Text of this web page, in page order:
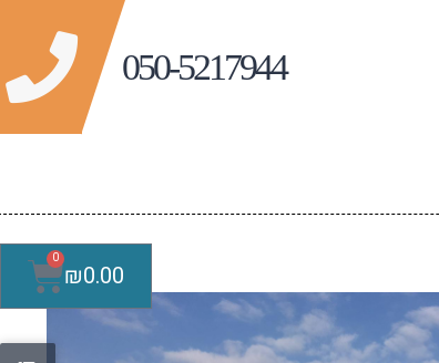
₪0.00
0